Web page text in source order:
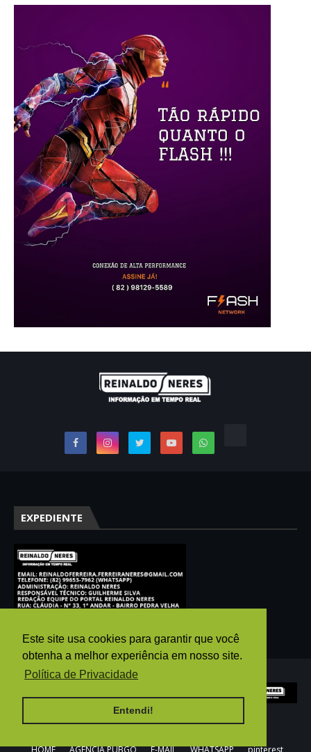
Este site usa cookies para garantir que você
obtenha a melhor experiência em nosso site.
Política de Privacidade
Entendi!
EXPEDIENTE